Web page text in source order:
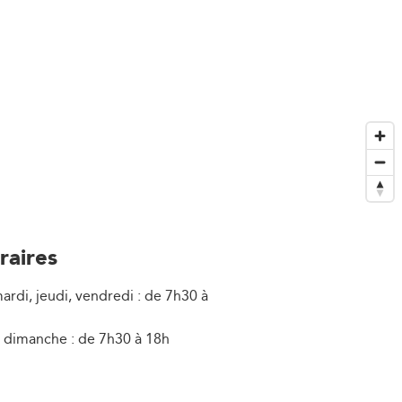
jeudi, vendredi : de 7h30 à
: de 7h30 à 18h